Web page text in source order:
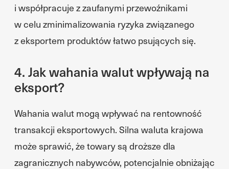
i współpracuje z zaufanymi przewoźnikami
w celu zminimalizowania ryzyka związanego
z eksportem produktów łatwo psujących się.
4. Jak wahania walut wpływają na
eksport?
Wahania walut mogą wpływać na rentowność
transakcji eksportowych. Silna waluta krajowa
może sprawić, że towary są droższe dla
zagranicznych nabywców, potencjalnie obniżając